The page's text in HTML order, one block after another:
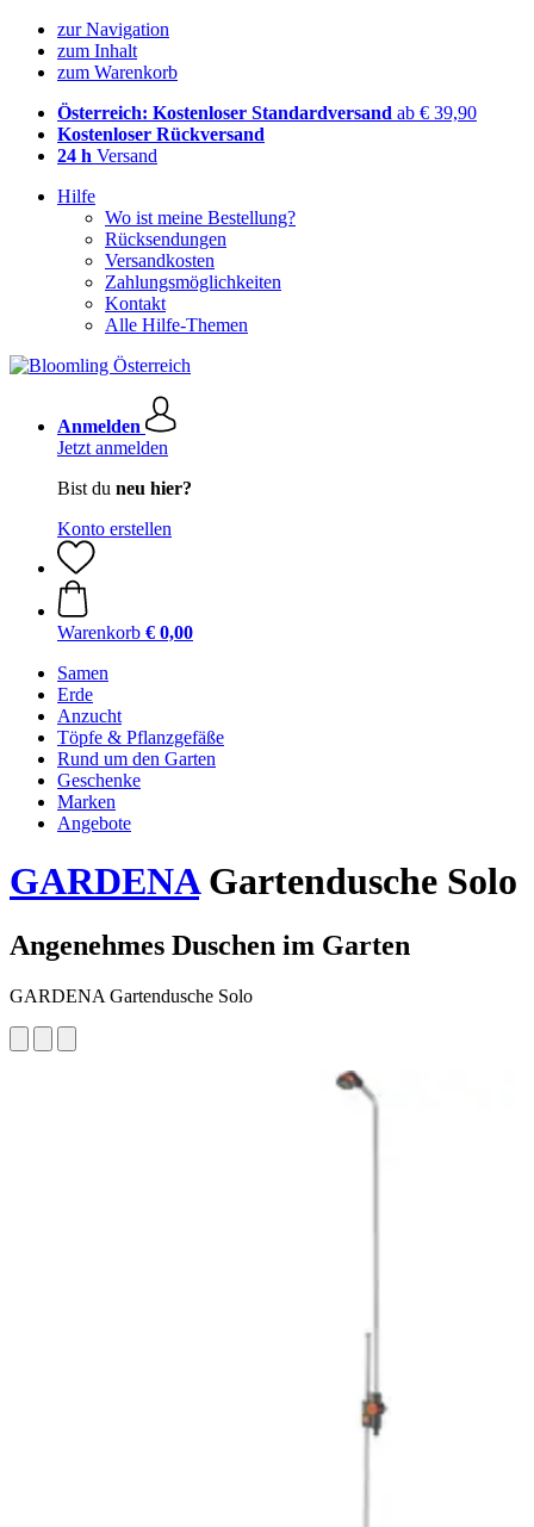
zur Navigation
zum Inhalt
zum Warenkorb
Österreich: Kostenloser Standardversand ab € 39,90
Kostenloser Rückversand
24 h Versand
Hilfe
Wo ist meine Bestellung?
Rücksendungen
Versandkosten
Zahlungsmöglichkeiten
Kontakt
Alle Hilfe-Themen
Anmelden
Jetzt anmelden
Bist du neu hier?
Konto erstellen
Warenkorb € 0,00
Samen
Erde
Anzucht
Töpfe & Pflanzgefäße
Rund um den Garten
Geschenke
Marken
Angebote
GARDENAGartendusche Solo
Angenehmes Duschen im Garten
GARDENA Gartendusche Solo